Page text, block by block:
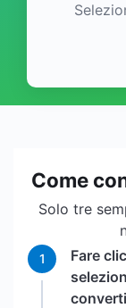
Come
Solo tre
1
Fare